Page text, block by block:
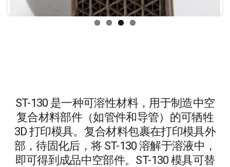
ST-130 是一种可溶性材料，用于制造中空
复合材料部件（如管件和导管）的可牺牲
3D 打印模具。复合材料包裹在打印模具外
部，待固化后，将 ST-130 溶解于溶液中，
即可得到成品中空部件。ST-130 模具可替